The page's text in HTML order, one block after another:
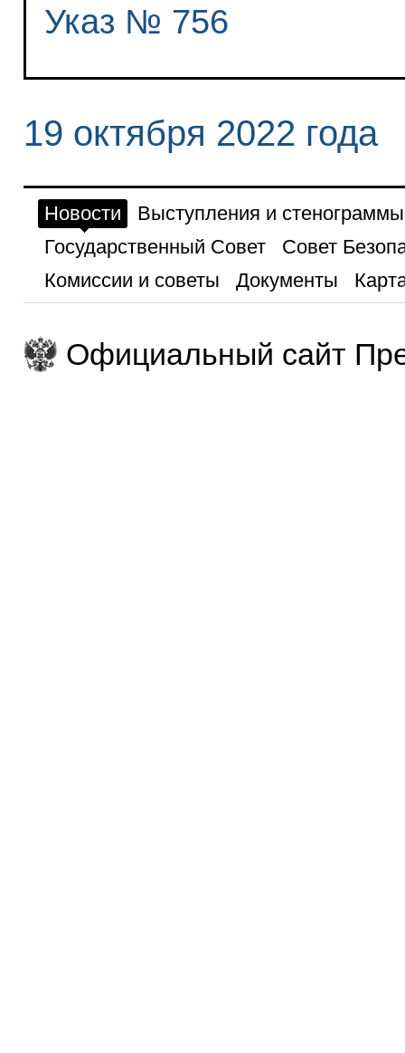
Указ № 756
19 октября 2022 года
Новости
Выступления и стенограммы
Государственный Совет
Совет
Комиссии и советы
Документы
Официальный сайт